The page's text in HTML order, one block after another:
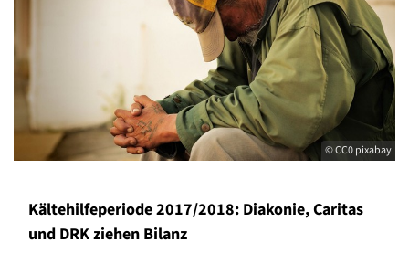
© CC0 pixabay
Kältehilfeperiode 2017/2018: Diakonie, Caritas
und DRK ziehen Bilanz